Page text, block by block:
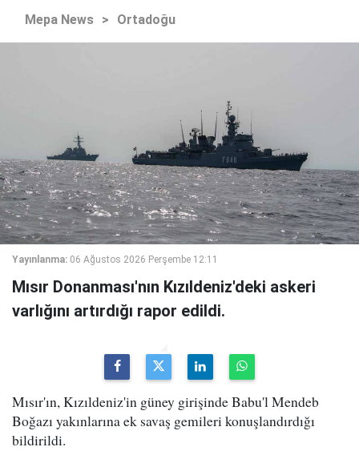
Mepa News > Ortadoğu
Yayınlanma: 06 Ağustos 2026 Perşembe 12:11
Mısır Donanması'nın Kızıldeniz'deki askeri
varlığını artırdığı rapor edildi.
Mısır'ın, Kızıldeniz'in güney girişinde Babu'l Mendeb
Boğazı yakınlarına ek savaş gemileri konuşlandırdığı
bildirildi.